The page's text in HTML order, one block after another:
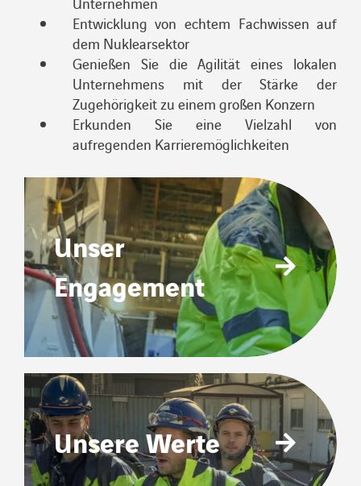
Entwicklung von echtem Fachwissen auf
dem Nuklearsektor
Genießen Sie die Agilität eines lokalen
Unternehmens mit der Stärke der
Zugehörigkeit zu einem großen Konzern
Erkunden Sie eine Vielzahl von
aufregenden Karrieremöglichkeiten
Unser
Engagement
Unsere Werte